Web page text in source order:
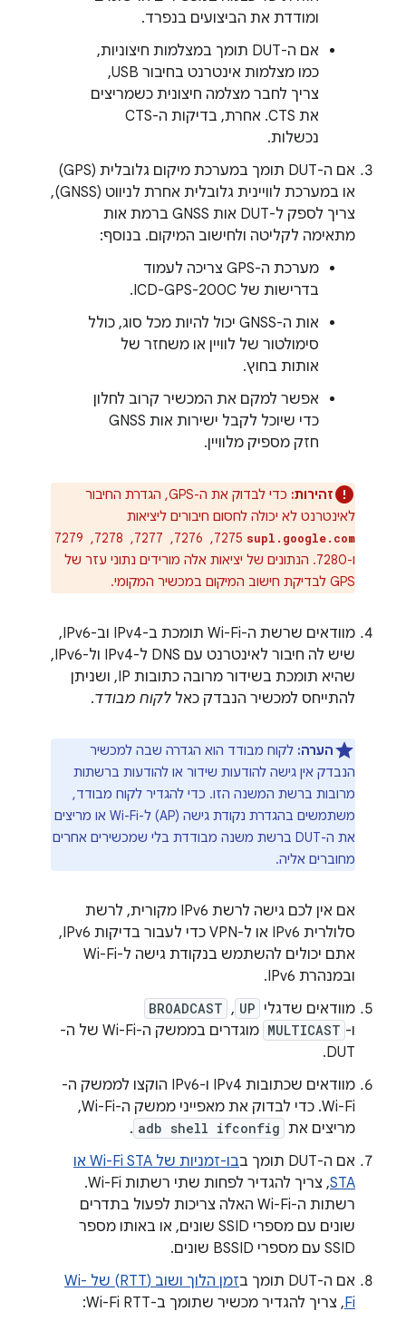
ומודדת את הביצועים בנפרד.
אם ה-DUT תומך במצלמות חיצוניות,
כמו מצלמות אינטרנט בחיבור USB,
צריך לחבר מצלמה חיצונית כשמריצים
את CTS. אחרת, בדיקות ה-CTS
נכשלות.
אם ה-DUT תומך במערכת מיקום גלובלית (GPS)
או במערכת לוויינית גלובלית אחרת לניווט (GNSS),
צריך לספק ל-DUT אות GNSS ברמת אות
מתאימה לקליטה ולחישוב המיקום. בנוסף:
מערכת ה-GPS צריכה לעמוד
בדרישות של ICD-GPS-200C.
אות ה-GNSS יכול להיות מכל סוג, כולל
סימולטור של לוויין או משחזר של
אותות בחוץ.
אפשר למקם את המכשיר קרוב לחלון
כדי שיוכל לקבל ישירות אות GNSS
חזק מספיק מלוויין.
זהירות:
כדי לבדוק את ה-GPS, הגדרת החיבור
לאינטרנט לא יכולה לחסום חיבורים ליציאות
supl.google.com
7275, ‏ 7276, ‏ 7277, ‏ 7278, ‏ 7279
ו-7280. הנתונים של יציאות אלה מורידים נתוני עזר של
GPS לבדיקת חישוב המיקום במכשיר המקומי.
מוודאים שרשת ה-Wi-Fi תומכת ב-IPv4 וב-IPv6,
שיש לה חיבור לאינטרנט עם DNS ל-IPv4 ול-IPv6,
שהיא תומכת בשידור מרובה כתובות IP, ושניתן
להתייחס למכשיר הנבדק כאל לקוח מבודד.
הערה: לקוח מבודד הוא הגדרה שבה למכשיר
הנבדק אין גישה להודעות שידור או להודעות ברשתות
מרובות ברשת המשנה הזו. כדי להגדיר לקוח מבודד,
משתמשים בהגדרת נקודת גישה (AP) ל-Wi-Fi או מריצים
את ה-DUT ברשת משנה מבודדת בלי שמכשירים אחרים
מחוברים אליה.
אם אין לכם גישה לרשת IPv6 מקורית, לרשת
סלולרית IPv6 או ל-VPN כדי לעבור בדיקות IPv6,
אתם יכולים להשתמש בנקודת גישה ל-Wi-Fi
ובמנהרת IPv6.
מוודאים שדגלי UP
,
BROADCAST
ו- MULTICAST
מוגדרים בממשק ה-Wi-Fi של ה-
DUT.
מוודאים שכתובות IPv4 ו-IPv6 הוקצו לממשק ה-
Wi-Fi. כדי לבדוק את מאפייני ממשק ה-Wi-Fi,
מריצים את adb shell ifconfig
.
אם ה-DUT תומך ב
בו-זמניות של Wi-Fi STA או
STA
, צריך להגדיר לפחות שתי רשתות Wi-Fi.
רשתות ה-Wi-Fi האלה צריכות לפעול בתדרים
שונים עם מספרי SSID שונים, או באותו מספר
SSID עם מספרי BSSID שונים.
אם ה-DUT תומך ב
זמן הלוך ושוב (RTT) של Wi-
Fi, צריך להגדיר מכשיר שתומך ב-Wi-Fi RTT: